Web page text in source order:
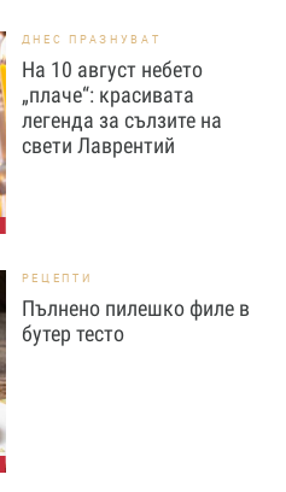
ДНЕС ПРАЗНУВАТ
На 10 август небето
„плаче“: красивата
легенда за сълзите на
свети Лаврентий
РЕЦЕПТИ
Пълнено пилешко филе в
бутер тесто